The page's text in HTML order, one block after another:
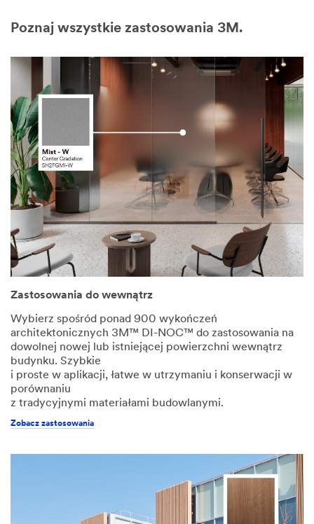
Poznaj wszystkie zastosowania 3M.
Zastosowania do wewnątrz
Wybierz spośród ponad 900 wykończeń
architektonicznych 3M™ DI-NOC™ do zastosowania na
dowolnej nowej lub istniejącej powierzchni wewnątrz
budynku. Szybkie
i proste w aplikacji, łatwe w utrzymaniu i konserwacji w
porównaniu
z tradycyjnymi materiałami budowlanymi.
Zobacz zastosowania